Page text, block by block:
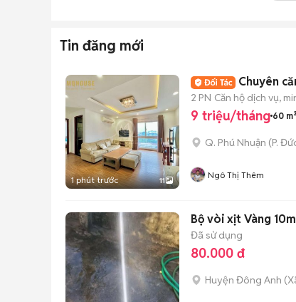
Tin đăng mới
1 phút trước 11
2 PN Căn hộ dịch vụ,
9 triệu/tháng 60 m²
Q. Phú Nhuận (P.
Ngô Thị Thêm
Bộ vòi xịt Vàng
Đã sử dụng
80.000 đ
Huyện Đông Anh (